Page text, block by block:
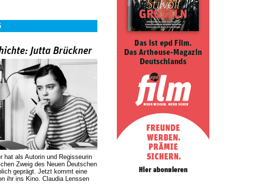
Jutta Brückner
hat als Autorin und Regisseurin
Zweig des Neuen Deutschen
geprägt. Jetzt kommt eine
ihr ins Kino. Claudia Lenssen